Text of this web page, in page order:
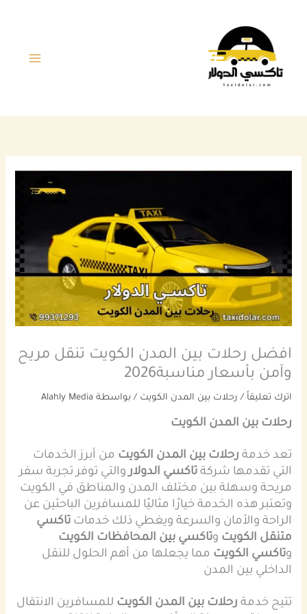
افضل رحلات بين المدن الكويت تنقل مريح
وآمن بأسعار مناسبة2026
اترك تعليقاً / رحلات بين المدن الكويت / بواسطة Alahly Media
رحلات بين المدن الكويت
تعد خدمة رحلات بين المدن الكويت من أبرز الخدمات
التي تقدمها شركةتاكسي الدولاروالتي توفر تجربة سفر
مريحة وسهلة بين مختلف المدن والمناطق في الكويت
وتعتبر هذه الخدمة خيارًا مثاليًا للمسافرين الباحثين عن
الراحة والأمان والسرعة ويغطي ذلك خدماتتاكسي
متنقل الكويت وتاكسي بين المحافظات الكويت
وتاكسي الكويت مما يجعلها من أهم الحلول للنقل
الداخلي بين المدن
تتيح خدمة رحلات بين المدن الكويت للمسافرين الانتقال